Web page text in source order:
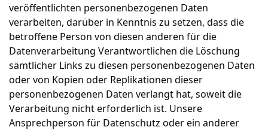
veröffentlichten personenbezogenen Daten
verarbeiten, darüber in Kenntnis zu setzen, dass die
betroffene Person von diesen anderen für die
Datenverarbeitung Verantwortlichen die Löschung
sämtlicher Links zu diesen personenbezogenen Daten
oder von Kopien oder Replikationen dieser
personenbezogenen Daten verlangt hat, soweit die
Verarbeitung nicht erforderlich ist. Unsere
Ansprechperson für Datenschutz oder ein anderer